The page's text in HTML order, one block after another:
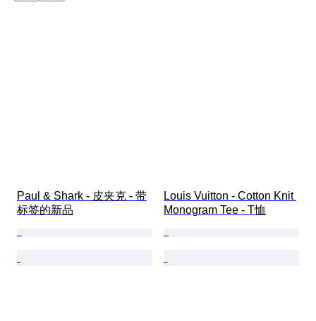
Paul & Shark - 皮夹克 - 带
标签的新品
Louis Vuitton - Cotton Knit
Monogram Tee - T恤